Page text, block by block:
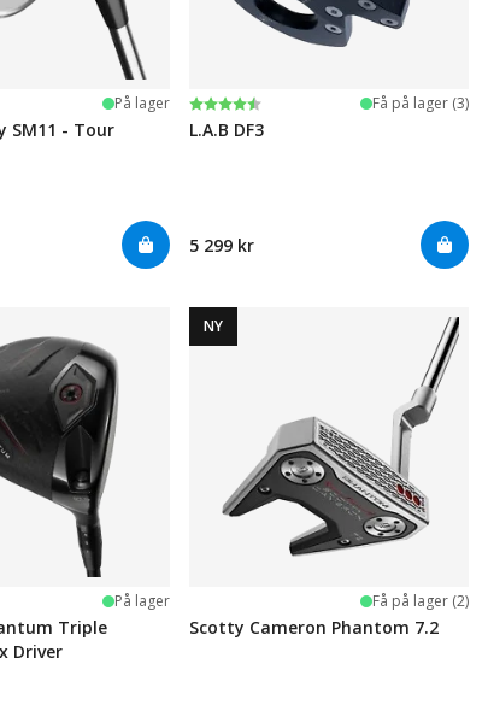
På lager
SM11 - Tour
Karakter:
4.5 av 5 mulige Få på lager (3)
L.A.B DF3
5 299 kr
På lager
Triple
Driver
NY
Få på lager (2)
Scotty Cameron Phantom 7.2